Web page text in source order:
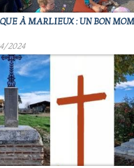
À MARLIEUX : UN BON
2024